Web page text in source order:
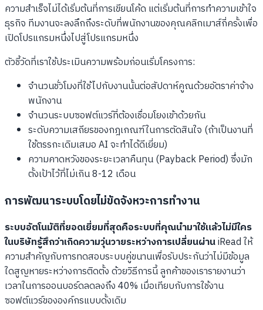
ความสำเร็จไม่ได้เริ่มต้นที่การเขียนโค้ด แต่เริ่มต้นที่การทำความเข้าใจ
ธุรกิจ ทีมงานจะลงลึกถึงระดับที่พนักงานของคุณคลิกเมาส์กี่ครั้งเพื่อ
เปิดโปรแกรมหนึ่งไปสู่โปรแกรมหนึ่ง
ตัวชี้วัดที่เราใช้ประเมินความพร้อมก่อนเริ่มโครงการ:
จำนวนชั่วโมงที่ใช้ไปกับงานนั้นต่อสัปดาห์คูณด้วยอัตราค่าจ้าง
พนักงาน
จำนวนระบบซอฟต์แวร์ที่ต้องเชื่อมโยงเข้าด้วยกัน
ระดับความเสถียรของกฎเกณฑ์ในการตัดสินใจ (ถ้าเป็นงานที่
ใช้ตรรกะเดิมเสมอ AI จะทำได้ดีเยี่ยม)
ความคาดหวังของระยะเวลาคืนทุน (Payback Period) ซึ่งมัก
ตั้งเป้าไว้ที่ไม่เกิน 8-12 เดือน
การพัฒนาระบบโดยไม่ขัดจังหวะการทำงาน
ระบบอัตโนมัติที่ยอดเยี่ยมที่สุดคือระบบที่คุณนำมาใช้แล้วไม่มีใคร
ในบริษัทรู้สึกว่าเกิดความวุ่นวายระหว่างการเปลี่ยนผ่านiRead ให้
ความสำคัญกับการทดสอบระบบคู่ขนานเพื่อรับประกันว่าไม่มีข้อมูล
ใดสูญหายระหว่างการติดตั้ง ด้วยวิธีการนี้ ลูกค้าของเรารายงานว่า
เวลาในการออนบอร์ดลดลงถึง 40% เมื่อเทียบกับการใช้งาน
ซอฟต์แวร์ขององค์กรแบบดั้งเดิม